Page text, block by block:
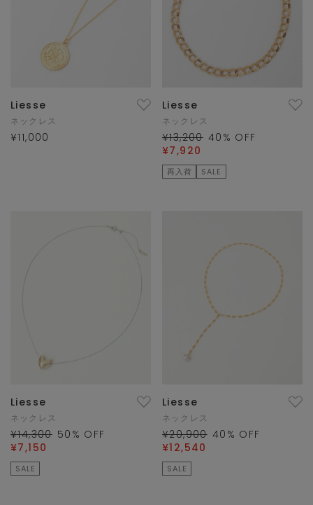
Liesse
ネックレス
¥11,000
Liesse
ネックレス
¥13,200 40 % OFF
¥7,920
再入荷 SALE
Liesse
ネックレス
¥14,300 50 % OFF
¥7,150
SALE
Liesse
ネックレス
¥20,900 40 % OFF
¥12,540
SALE